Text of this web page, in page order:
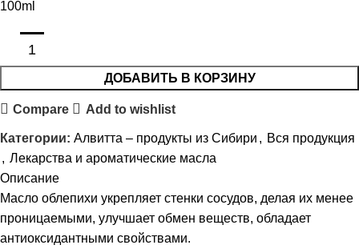
100ml
ДОБАВИТЬ В КОРЗИНУ
Compare Add to wishlist
Категории: Алвитта – продукты из Сибири , Вся продукция
, Лекарства и ароматические масла
Описание
Масло облепихи укрепляет стенки сосудов, делая их менее
проницаемыми, улучшает обмен веществ, обладает
антиоксидантными свойствами.